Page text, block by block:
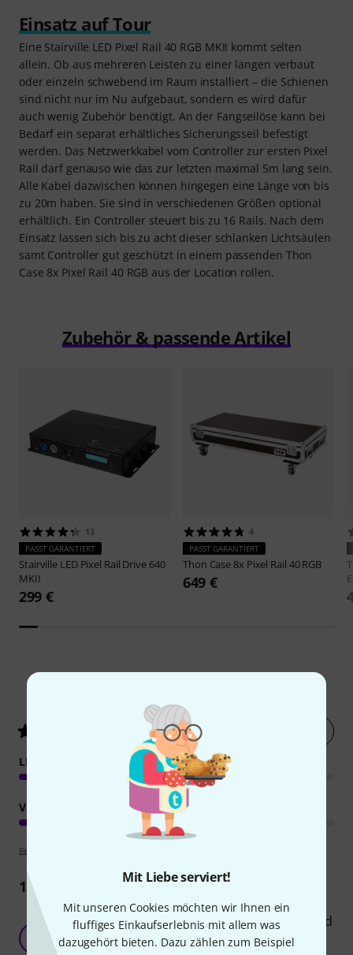
Mit Liebe serviert!
Mit unseren Cookies möchten wir Ihnen ein
fluffiges Einkaufserlebnis mit allem was
dazugehört bieten. Dazu zählen zum Beispiel
Einsatz auf Tour
Eine Stairville LED Pixel Rail 40 RGB MKII kommt selten
allein. Ob aus mehreren Leisten zu einer langen verbaut
oder einzeln schwebend im Raum installiert – die Schienen
sind nicht nur im Nu aufgebaut, sondern es wird dafür
auch wenig Zubehör benötigt. An der Fangseilöse kann bei
Bedarf ein separat erhältliches Sicherungsseil befestigt
werden. Das Netzwerkkabel vom Controller zur ersten Pixel
Rail darf genauso wie das zur letzten maximal 5m lang sein.
Alle Kabel dazwischen können hingegen eine Länge von bis
zu 20m haben. Sie sind in verschiedenen Größen optional
erhältlich. Ein Controller steuert bis zu 16 Rails. Nach dem
Einsatz lassen sich bis zu acht dieser schlanken Lichtsäulen
samt Controller gut geschützt in einem passenden Thon
Case 8x Pixel Rail 40 RGB aus der Location rollen.
Zubehör & passende Artikel
13
PASST GARANTIERT
Stairville LED Pixel Rail Drive 640
MKII
299 €
4
PASST GARANTIERT
Thon Case 8x Pixel Rail 40 RGB
649 €
/ 5
LICHTAUSBEUTE
VERARBEITUNG
Bewertungsrichtlinien
17Rezensionen
Sehr zufrieden mit dem Bundle, mit 16 Stück Led
Pixel.